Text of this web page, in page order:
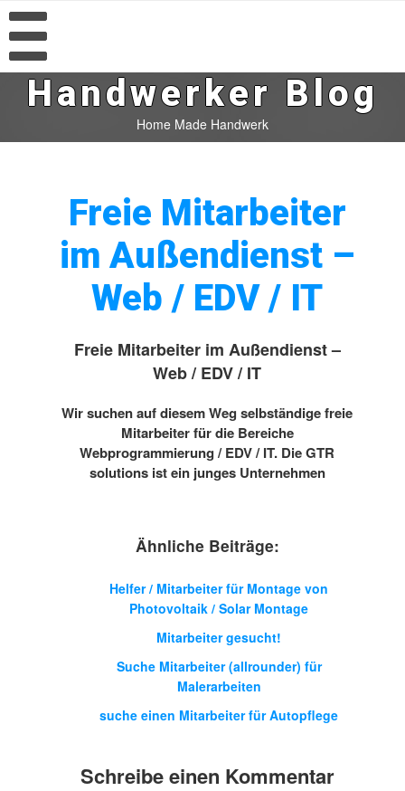
Handwerker Blog
Home Made Handwerk
Freie Mitarbeiter
im Außendienst –
Web / EDV / IT
Freie Mitarbeiter im Außendienst –
Web / EDV / IT
Wir suchen auf diesem Weg selbständige freie
Mitarbeiter für die Bereiche
Webprogrammierung / EDV / IT. Die GTR
solutions ist ein junges Unternehmen
Ähnliche Beiträge:
Helfer / Mitarbeiter für Montage von
Photovoltaik / Solar Montage
Mitarbeiter gesucht!
Suche Mitarbeiter (allrounder) für
Malerarbeiten
suche einen Mitarbeiter für Autopflege
Schreibe einen Kommentar